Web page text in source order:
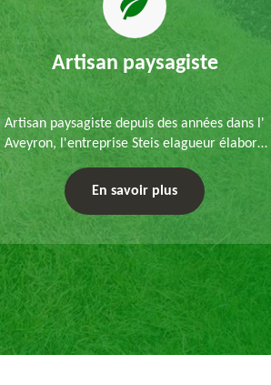
Artisan paysagiste
Artisan paysagiste depuis des années dans l'
Aveyron, l'entreprise Steis elagueur élabore
chaque plan d'aménagement paysager et
exécute les travaux afférents. Devis gratuit et
En savoir plus